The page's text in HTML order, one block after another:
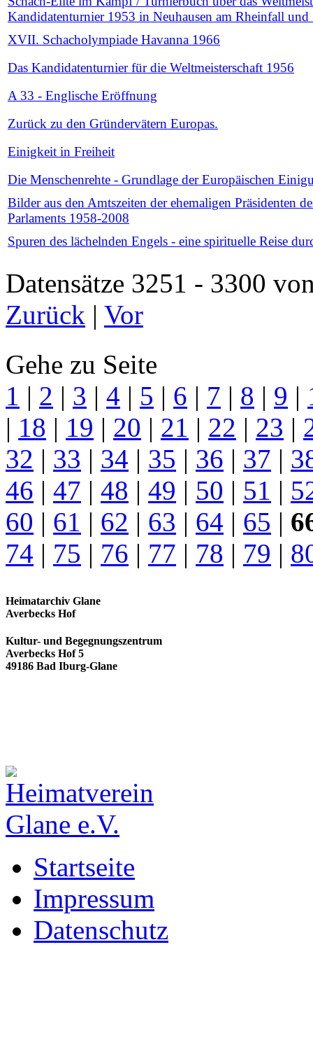
Kandidatenturnier 1953 in Neuhausen am Rheinfall
XVII. Schacholympiade Havanna 1966
Das Kandidatenturnier für die Weltmeisterschaft 1956
A 33 - Englische Eröffnung
Zurück zu den Gründervätern Europas.
Einigkeit in Freiheit
Die Menschenrehte - Grundlage der Europäischen
Bilder aus den Amtszeiten der ehemaligen Präsidenten
Parlaments 1958-2008
Spuren des lächelnden Engels - eine spirituelle Reise
Datensätze 3251 - 3300
Zurück | Vor
Gehe zu Seite
1 | 2 | 3 | 4 | 5 | 6 | 7 | 8 | 9 |
| 18 | 19 | 20 | 21 | 22 | 23 |
32 | 33 | 34 | 35 | 36 | 37 |
46 | 47 | 48 | 49 | 50 | 51 |
60 | 61 | 62 | 63 | 64 | 65 |
74 | 75 | 76 | 77 | 78 | 79 |
Heimatarchiv Glane
Averbecks Hof
Kultur- und Begegnungszentrum
Averbecks Hof 5
49186 Bad Iburg-Glane
Startseite
Impressum
Datenschutz